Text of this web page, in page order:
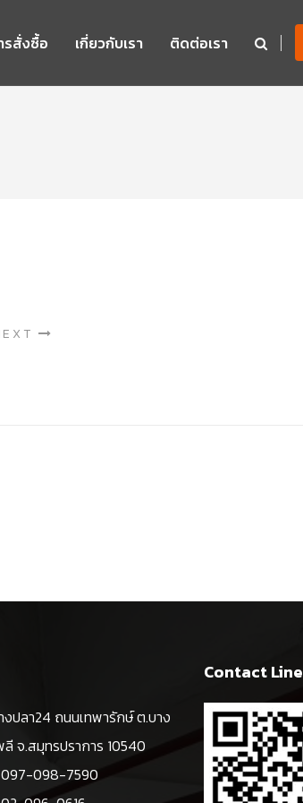
รสั่งซื้อ เกี่ยวกับเรา ติดต่อเรา
ปลา24 ถนนเทพารักษ์ ต.บาง
จ.สมุทรปราการ 10540
097-098-7590
Contact Line